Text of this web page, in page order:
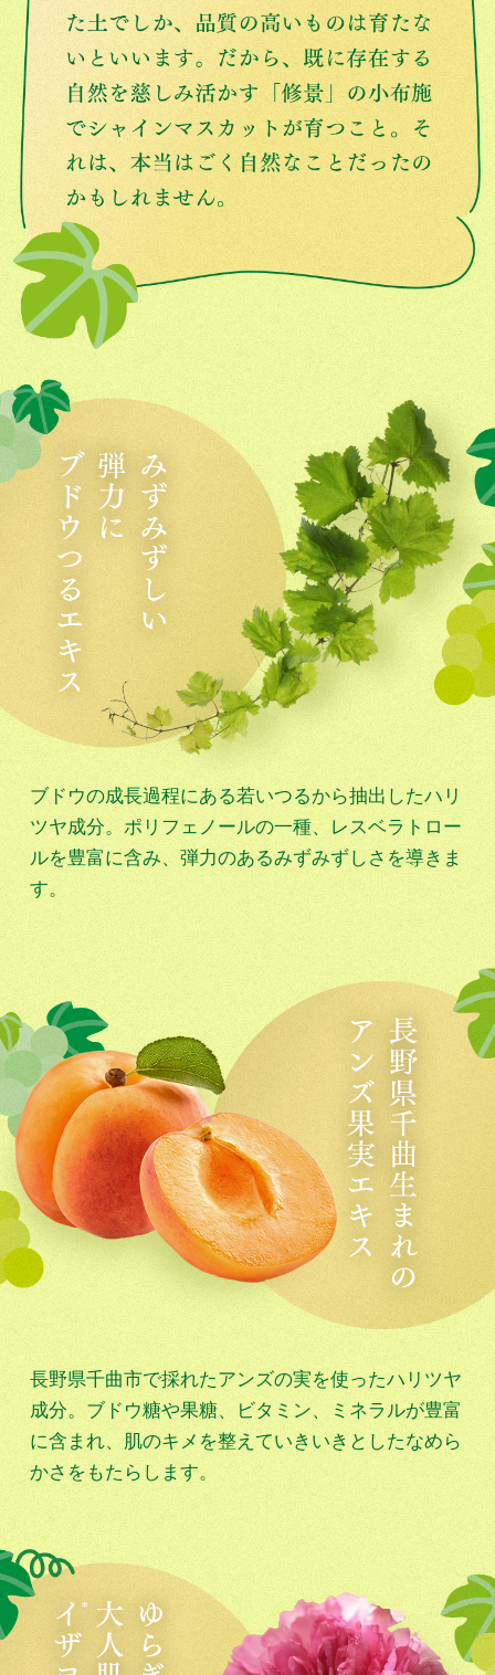
ブドウの成長過程にある若いつるから抽出したハリ
ツヤ成分。ポリフェノールの一種、レスベラトロー
ルを豊富に含み、弾力のあるみずみずしさを導きま
す。
長野県千曲市で採れたアンズの実を使ったハリツヤ
成分。ブドウ糖や果糖、ビタミン、ミネラルが豊富
に含まれ、肌のキメを整えていきいきとしたなめら
かさをもたらします。